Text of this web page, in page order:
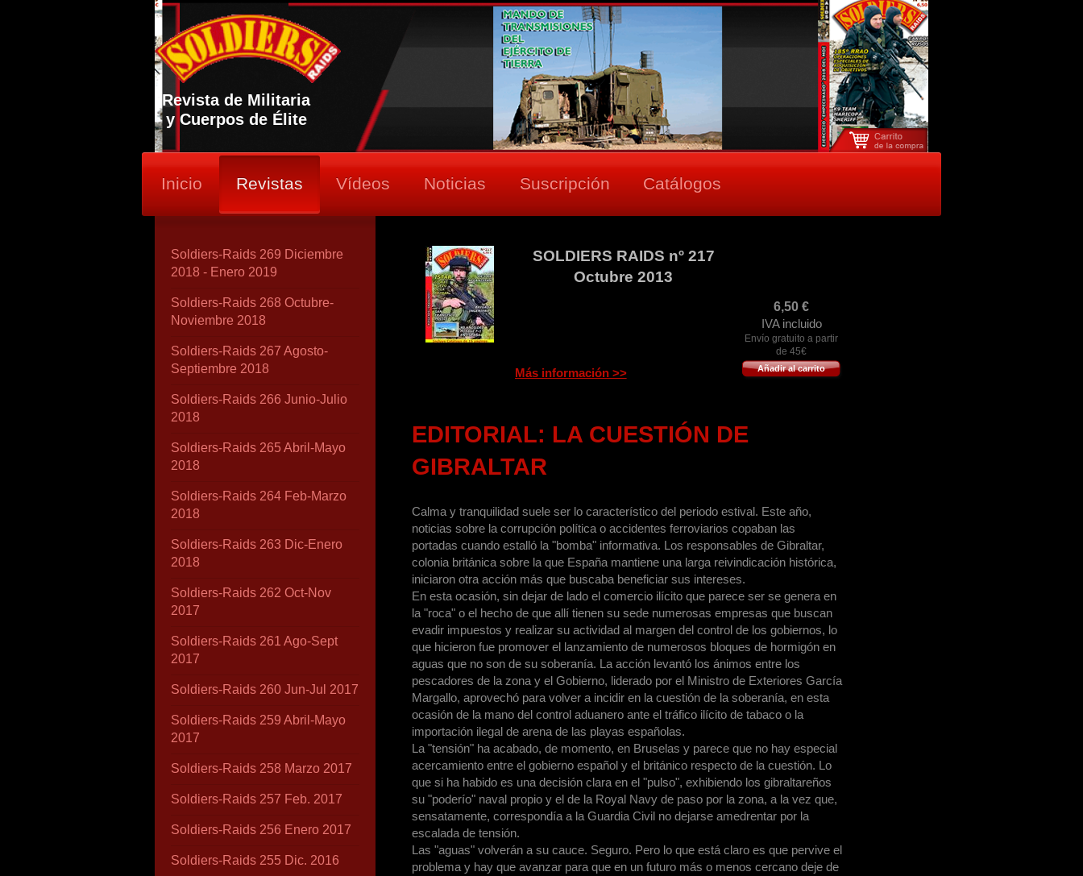
Revista de Militaria
y Cuerpos de Élite
Inicio Revistas Vídeos Noticias Suscripción Catálogos
6,50 €
IVA incluido
Envío gratuito a partir
de 45€
Añadir al carrito
SOLDIERS RAIDS nº 217
Octubre 2013
Más información >>
EDITORIAL: LA CUESTIÓN DE
GIBRALTAR
Calma y tranquilidad suele ser lo característico del periodo estival. Este año,
noticias sobre la corrupción política o accidentes ferroviarios copaban las
portadas cuando estalló la "bomba" informativa. Los responsables de Gibraltar,
colonia británica sobre la que España mantiene una larga reivindicación histórica,
iniciaron otra acción más que buscaba beneficiar sus intereses.
En esta ocasión, sin dejar de lado el comercio ilícito que parece ser se genera en
la "roca" o el hecho de que allí tienen su sede numerosas empresas que buscan
evadir impuestos y realizar su actividad al margen del control de los gobiernos, lo
que hicieron fue promover el lanzamiento de numerosos bloques de hormigón en
aguas que no son de su soberanía. La acción levantó los ánimos entre los
pescadores de la zona y el Gobierno, liderado por el Ministro de Exteriores García
Margallo, aprovechó para volver a incidir en la cuestión de la soberanía, en esta
ocasión de la mano del control aduanero ante el tráfico ilícito de tabaco o la
importación ilegal de arena de las playas españolas.
La "tensión" ha acabado, de momento, en Bruselas y parece que no hay especial
acercamiento entre el gobierno español y el británico respecto de la cuestión. Lo
que si ha habido es una decisión clara en el "pulso", exhibiendo los gibraltareños
su "poderío" naval propio y el de la Royal Navy de paso por la zona, a la vez que,
sensatamente, correspondía a la Guardia Civil no dejarse amedrentar por la
escalada de tensión.
Las "aguas" volverán a su cauce. Seguro. Pero lo que está claro es que pervive el
problema y hay que avanzar para que en un futuro más o menos cercano deje de
Soldiers-Raids 269 Diciembre
2018 - Enero 2019
Soldiers-Raids 268 Octubre-
Noviembre 2018
Soldiers-Raids 267 Agosto-
Septiembre 2018
Soldiers-Raids 266 Junio-Julio
2018
Soldiers-Raids 265 Abril-Mayo
2018
Soldiers-Raids 264 Feb-Marzo
2018
Soldiers-Raids 263 Dic-Enero
2018
Soldiers-Raids 262 Oct-Nov
2017
Soldiers-Raids 261 Ago-Sept
2017
Soldiers-Raids 260 Jun-Jul 2017
Soldiers-Raids 259 Abril-Mayo
2017
Soldiers-Raids 258 Marzo 2017
Soldiers-Raids 257 Feb. 2017
Soldiers-Raids 256 Enero 2017
Soldiers-Raids 255 Dic. 2016